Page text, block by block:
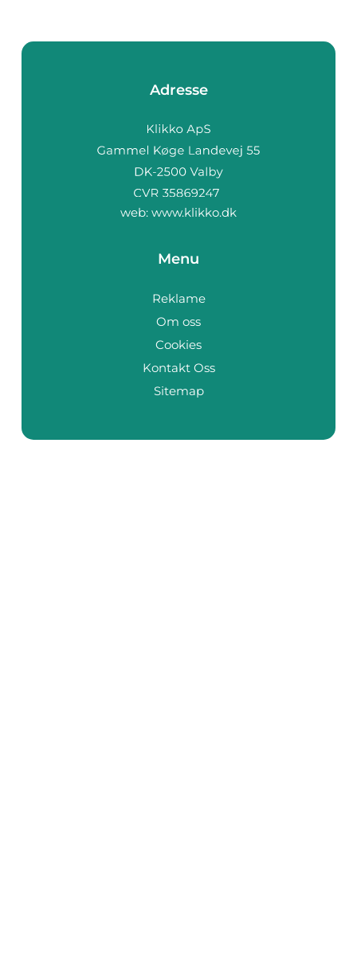
Adresse
web: www.klikko.dk
Menu
Reklame
Om oss
Cookies
Kontakt Oss
Sitemap